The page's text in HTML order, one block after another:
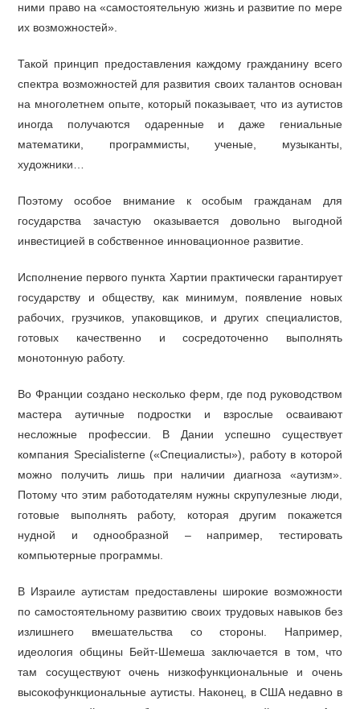
ними право на «самостоятельную жизнь и развитие по мере
их возможностей».
Такой принцип предоставления каждому гражданину всего
спектра возможностей для развития своих талантов основан
на многолетнем опыте, который показывает, что из аутистов
иногда получаются одаренные и даже гениальные
математики, программисты, ученые, музыканты,
художники…
Поэтому особое внимание к особым гражданам для
государства зачастую оказывается довольно выгодной
инвестицией в собственное инновационное развитие.
Исполнение первого пункта Хартии практически гарантирует
государству и обществу, как минимум, появление новых
рабочих, грузчиков, упаковщиков, и других специалистов,
готовых качественно и сосредоточенно выполнять
монотонную работу.
Во Франции создано несколько ферм, где под руководством
мастера аутичные подростки и взрослые осваивают
несложные профессии. В Дании успешно существует
компания Specialisterne («Специалисты»), работу в которой
можно получить лишь при наличии диагноза «аутизм».
Потому что этим работодателям нужны скрупулезные люди,
готовые выполнять работу, которая другим покажется
нудной и однообразной – например, тестировать
компьютерные программы.
В Израиле аутистам предоставлены широкие возможности
по самостоятельному развитию своих трудовых навыков без
излишнего вмешательства со стороны. Например,
идеология общины Бейт-Шемеша заключается в том, что
там сосуществуют очень низкофункциональные и очень
высокофункциональные аутисты. Наконец, в США недавно в